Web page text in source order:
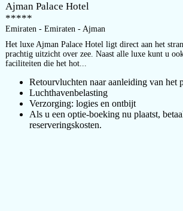
Ajman Palace Hotel
*****
Emiraten - Emiraten - Ajman
Het luxe Ajman Palace Hotel ligt direct aan het
prachtig uitzicht over zee. Naast alle luxe kunt u
faciliteiten die het hot...
Retourvluchten naar aanleiding van het
Luchthavenbelasting
Verzorging: logies en ontbijt
Als u een optie-boeking nu plaatst,
reserveringskosten.